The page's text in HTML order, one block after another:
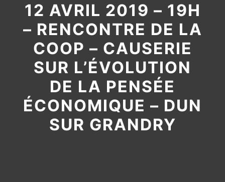
12 AVRIL 2019 – 19H
– RENCONTRE DE LA
COOP – CAUSERIE
SUR L’ÉVOLUTION
DE LA PENSÉE
ÉCONOMIQUE – DUN
SUR GRANDRY